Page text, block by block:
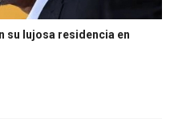
su lujosa residencia en